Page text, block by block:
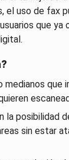
el uso de fax
que ya
medianos que
la posibilidad
sin estar